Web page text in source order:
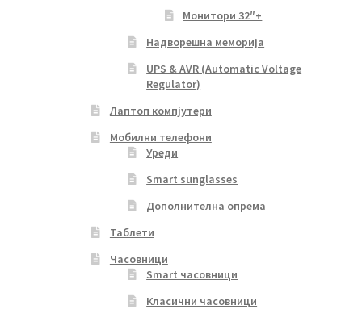
Монитори 32″+
Надворешна меморија
UPS & AVR (Automatic Voltage
Regulator)
Лаптоп компјутери
Мобилни телефони
Уреди
Smart sunglasses
Дополнителна опрема
Таблети
Часовници
Smart часовници
Класични часовници